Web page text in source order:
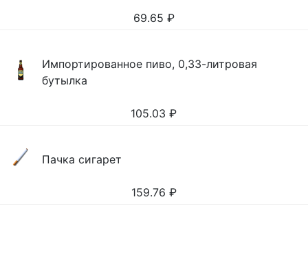
69.65 ₽
Импортированное пиво, 0,33-литровая
бутылка
105.03 ₽
Пачка сигарет
159.76 ₽